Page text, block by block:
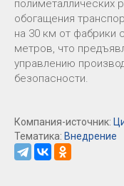
полиметаллических
обогащения
на 30 км от
метров, что
управлению
безопасности.
Компания-источник:
Тематика: Внедрение